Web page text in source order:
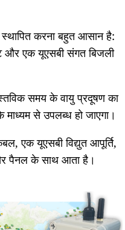
स्थापित करना बहुत आसान है:
और एक यूएसबी संगत बिजली
समय के वायु प्रदूषण का
से उपलब्ध हो जाएगा।
एक यूएसबी विद्युत आपूर्ति,
पैनल के साथ आता है।